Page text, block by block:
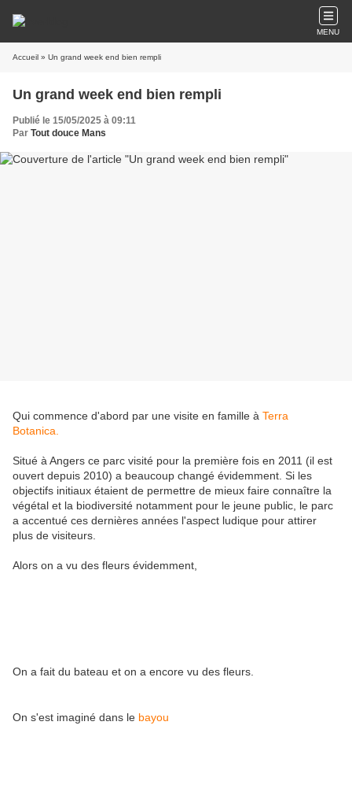
MENU
Accueil » Un grand week end bien rempli
Un grand week end bien rempli
Publié le 15/05/2025 à 09:11
Par Tout douce Mans
Qui commence d'abord par une visite en famille à Terra
Botanica.
Situé à Angers ce parc visité pour la première fois en 2011 (il est
ouvert depuis 2010) a beaucoup changé évidemment. Si les
objectifs initiaux étaient de permettre de mieux faire connaître la
végétal et la biodiversité notamment pour le jeune public, le parc
a accentué ces dernières années l'aspect ludique pour attirer
plus de visiteurs.
Alors on a vu des fleurs évidemment,
On a fait du bateau et on a encore vu des fleurs.
On s'est imaginé dans le bayou